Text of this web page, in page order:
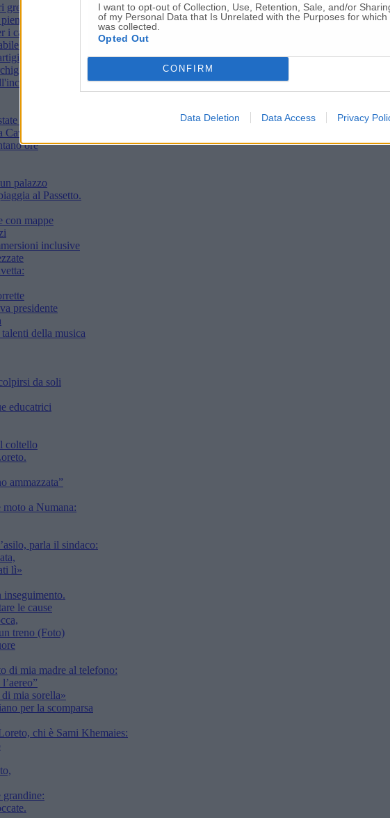
I want to opt-out of Collection, Use, Retention, Sale, and/or
of my Personal Data that Is Unrelated with the Purposes for which
was collected.
Opted Out
CONFIRM
Data Deletion Data Access Privacy
i cali di tensione:
di Ancona:
ore
palazzo
al Passetto.
con mappe
inclusive
presidente
della musica
da soli
educatrici
coltello
ammazzata”
moto a Numana:
parla il sindaco:
lì»
inseguimento.
le cause
treno (Foto)
di mia madre al telefono:
mia sorella»
per la scomparsa
chi è Sami Khemaies:
grandine: